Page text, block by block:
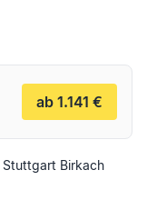
ab 1.141 €
Stuttgart Birkach